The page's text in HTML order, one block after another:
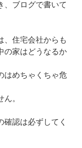
、ブログで書いて
、住宅会社からも
の家はどうなるか
はめちゃくちゃ危
。
認は必ずしてく